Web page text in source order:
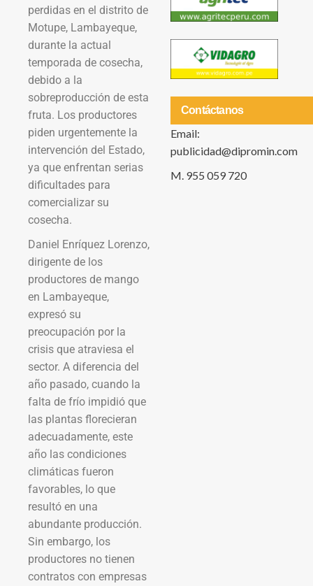
perdidas en el distrito de
Motupe, Lambayeque,
durante la actual
temporada de cosecha,
debido a la
sobreproducción de esta
fruta. Los productores
piden urgentemente la
intervención del Estado,
ya que enfrentan serias
dificultades para
comercializar su
cosecha.
Daniel Enríquez Lorenzo,
dirigente de los
productores de mango
en Lambayeque,
expresó su
preocupación por la
crisis que atraviesa el
sector. A diferencia del
año pasado, cuando la
falta de frío impidió que
las plantas florecieran
adecuadamente, este
año las condiciones
climáticas fueron
favorables, lo que
resultó en una
abundante producción.
Sin embargo, los
productores no tienen
contratos con empresas
Contáctanos
Email:
publicidad@dipromin.com
M. 955 059 720